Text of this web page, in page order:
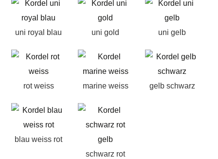
uni royal blau uni gold uni gelb
rot weiss marine weiss gelb schwarz
blau weiss rot
schwarz rot